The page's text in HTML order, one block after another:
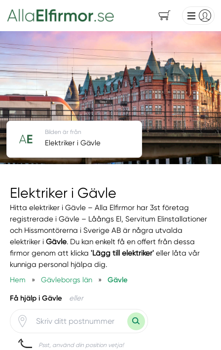
Elektriker i Gävle
Hitta elektriker i Gävle – Alla Elfirmor har 3st företag
registrerade i Gävle – Låångs El, Servitum Elinstallationer
och Hissmontörerna i Sverige AB är några utvalda
elektriker iGävle. Du kan enkelt få en offert från dessa
firmor genom att klicka'Lägg till elektriker' eller låta vår
kunniga personal hjälpa dig.
Hem
» Gävleborgs län » Gävle
Få hjälp i Gävle eller
Psst, använd din position vetja!
Bilden är från
Elektriker i Gävle